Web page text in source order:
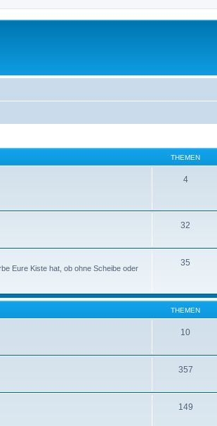
THEMEN
4
32
Eure Kiste hat, ob ohne Scheibe oder
35
THEMEN
10
357
149